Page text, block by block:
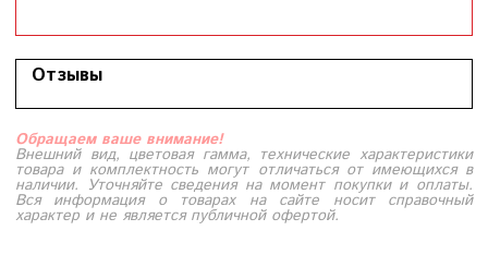
Отзывы
Обращаем ваше внимание!
Внешний вид, цветовая гамма, технические характеристики
товара и комплектность могут отличаться от имеющихся в
наличии. Уточняйте сведения на момент покупки и оплаты.
Вся информация о товарах на сайте носит справочный
характер и не является публичной офертой.